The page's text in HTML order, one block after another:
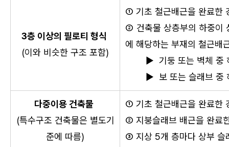
3층 이상의 필로티 형식
(이와 비슷한 구조 포함)
① 기초 철근배근을 완료한
② 건축물 상층부의 하중이
에 해당하는 부재의 철근배
▶  기둥 또는 벽체 중
▶  보 또는 슬래브 중
다중이용 건축물
(특수구조 건축물은 별도기
준에 따름)
① 기초 철근배근을 완료한
② 지붕슬래브 배근을 완료
③ 지상 5개 층마다 상부 슬